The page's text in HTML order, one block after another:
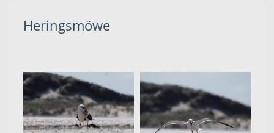
Heringsmöwe